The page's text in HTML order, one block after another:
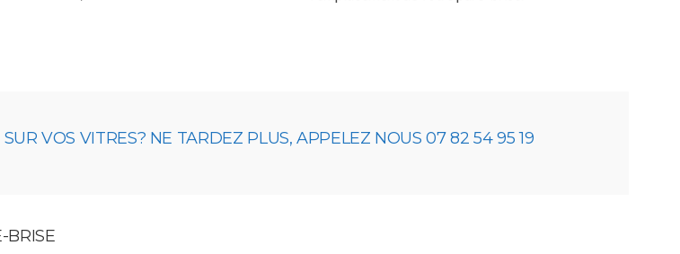
VOS VITRES? NE TARDEZ PLUS, APPELEZ NOUS 07 82 54 95 19
BRISE